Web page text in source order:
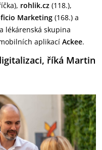
rohlik.cz (118.),
Marketing (168.) a
lékárenská skupina
aplikací Ackee.
říká Martin